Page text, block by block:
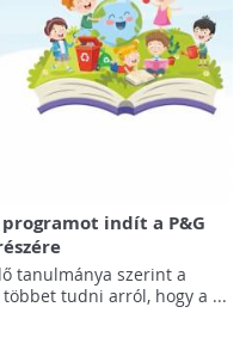
indít a P&G
tanulmánya szerint a
tudni arról, hogy a ...